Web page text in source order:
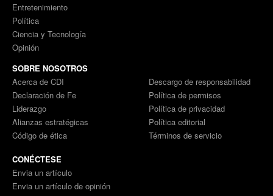
Entretenimiento
Política
Ciencia y Tecnología
Opinión
SOBRE NOSOTROS
Acerca de CDI
Declaración de Fe
Liderazgo
Alianzas estratégicas
Código de ética
Descargo de responsabilidad
Política de permisos
Política de privacidad
Política editorial
Términos de servicio
CONÉCTESE
Envia un artículo
Envia un artículo de opinión